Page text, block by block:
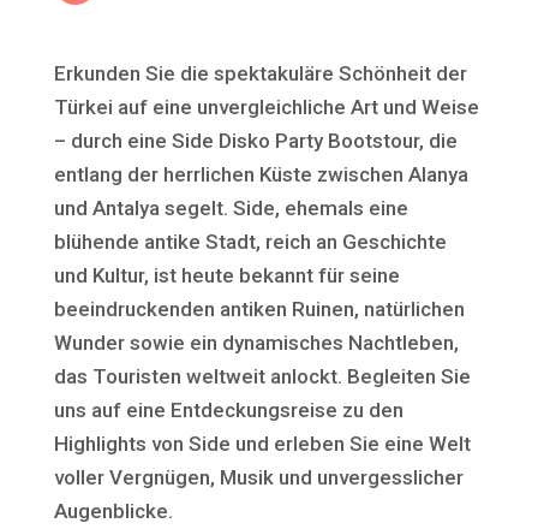
Erkunden Sie die spektakuläre Schönheit der
Türkei auf eine unvergleichliche Art und Weise
– durch eine Side Disko Party Bootstour, die
entlang der herrlichen Küste zwischen Alanya
und Antalya segelt. Side, ehemals eine
blühende antike Stadt, reich an Geschichte
und Kultur, ist heute bekannt für seine
beeindruckenden antiken Ruinen, natürlichen
Wunder sowie ein dynamisches Nachtleben,
das Touristen weltweit anlockt. Begleiten Sie
uns auf eine Entdeckungsreise zu den
Highlights von Side und erleben Sie eine Welt
voller Vergnügen, Musik und unvergesslicher
Augenblicke.